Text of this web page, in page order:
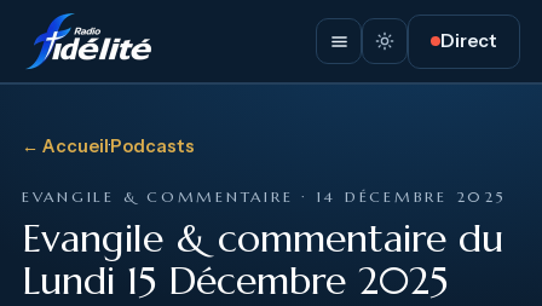
Direct
← Accueil·Podcasts
EVANGILE & COMMENTAIRE · 14 DÉCEMBRE 2025
Evangile & commentaire du
Lundi 15 Décembre 2025